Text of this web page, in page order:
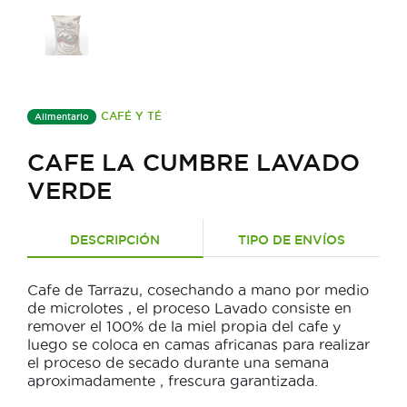
Alimentario CAFÉ Y TÉ
CAFE LA CUMBRE LAVADO
VERDE
DESCRIPCIÓN TIPO DE ENVÍOS
Cafe de Tarrazu, cosechando a mano por medio
de microlotes , el proceso Lavado consiste en
remover el 100% de la miel propia del cafe y
luego se coloca en camas africanas para realizar
el proceso de secado durante una semana
aproximadamente , frescura garantizada.